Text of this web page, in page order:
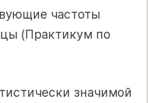
частоты
(Практикум по
значимой